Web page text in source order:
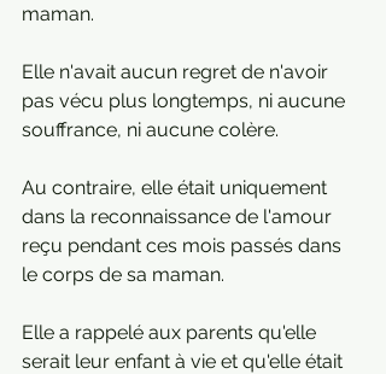
maman.
Elle n'avait aucun regret de n'avoir
pas vécu plus longtemps, ni aucune
souffrance, ni aucune colère.
Au contraire, elle était uniquement
dans la reconnaissance de l'amour
reçu pendant ces mois passés dans
le corps de sa maman.
Elle a rappelé aux parents qu'elle
serait leur enfant à vie et qu'elle était